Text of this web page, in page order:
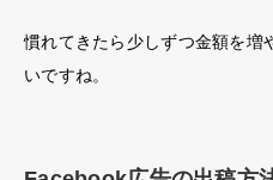
慣れてきたら少しずつ金額を増
いですね。